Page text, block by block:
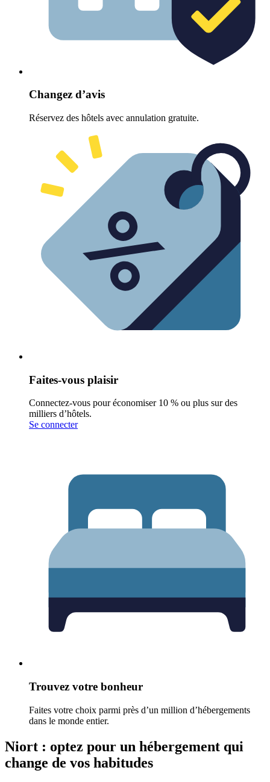
Changez d’avis
Réservez des hôtels avec annulation gratuite.
Faites-vous plaisir
Connectez-vous pour économiser 10 % ou plus sur des
milliers d’hôtels.
Se connecter
Trouvez votre bonheur
Faites votre choix parmi près d’un million d’hébergements
dans le monde entier.
Niort : optez pour un hébergement qui
change de vos habitudes